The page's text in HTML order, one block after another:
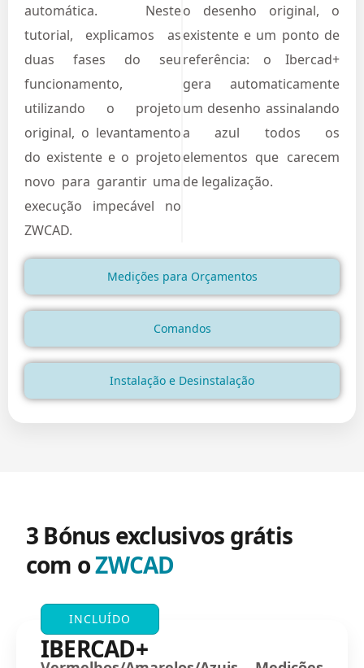
Medições para Orçamentos
Comandos
Instalação e Desinstalação
automática. Neste
tutorial, explicamos as
duas fases do seu
funcionamento,
utilizando o projeto
original, o levantamento
do existente e o projeto
novo para garantir uma
execução impecável no
ZWCAD.
o desenho original, o
existente e um ponto de
referência: o Ibercad+
gera automaticamente
um desenho assinalando
a azul todos os
elementos que carecem
de legalização.
3 Bónus exclusivos grátis
com oZWCAD
INCLUÍDO
IBERCAD+